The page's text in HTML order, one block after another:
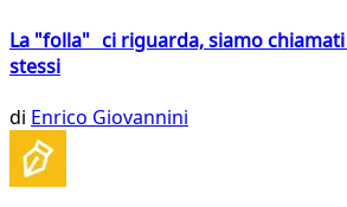
La "folla" ci riguarda, siamo
stessi
di Enrico Giovannini